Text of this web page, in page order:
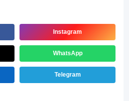
Instagram
WhatsApp
Telegram